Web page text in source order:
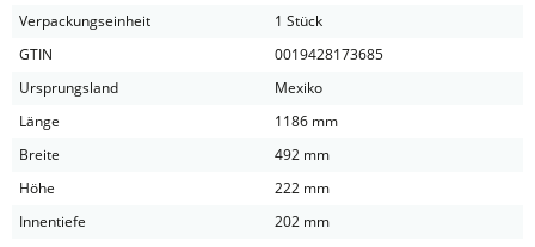
Verpackungseinheit
1 Stück
GTIN
0019428173685
Ursprungsland
Mexiko
Länge
1186 mm
Breite
492 mm
Höhe
222 mm
Innentiefe
202 mm